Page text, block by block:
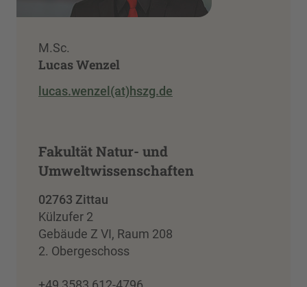
M.Sc.
Lucas Wenzel
lucas.wenzel(at)hszg.de
Fakultät Natur- und
Umweltwissenschaften
02763 Zittau
Külzufer 2
Gebäude Z VI, Raum 208
2. Obergeschoss